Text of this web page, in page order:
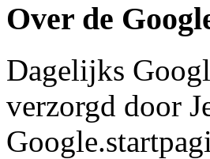
Over de
Dagelijks
verzorgd door